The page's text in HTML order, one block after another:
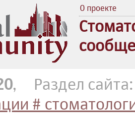
О проекте
, Раздел
#